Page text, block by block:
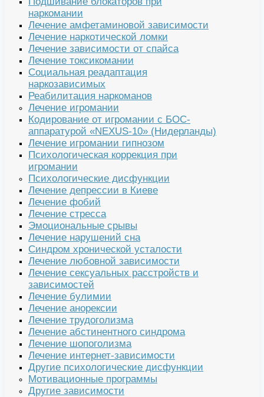
наркомании
Лечение амфетаминовой зависимости
Лечение наркотической ломки
Лечение зависимости от спайса
Лечение токсикомании
Социальная реадаптация
наркозависимых
Реабилитация наркоманов
Лечение игромании
Кодирование от игромании с БОС-
аппаратурой «NEXUS-10» (Нидерланды)
Лечение игромании гипнозом
Психологическая коррекция при
игромании
Психологические дисфункции
Лечение депрессии в Киеве
Лечение фобий
Лечение стресса
Эмоциональные срывы
Лечение нарушений сна
Синдром хронической усталости
Лечение любовной зависимости
Лечение сексуальных расстройств и
зависимостей
Лечение булимии
Лечение анорексии
Лечение трудоголизма
Лечение абстинентного синдрома
Лечение шопоголизма
Лечение интернет-зависимости
Другие психологические дисфункции
Мотивационные программы
Другие зависимости